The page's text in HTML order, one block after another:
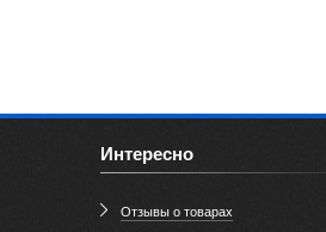
Интересно
Отзывы о товарах